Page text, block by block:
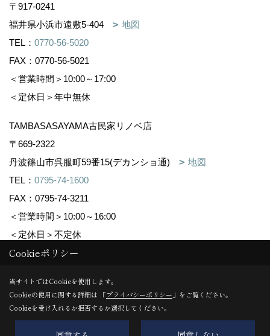
〒917-0241
福井県小浜市遠敷5-404
地図
TEL： 0770-56-5020
FAX：0770-56-5021
＜営業時間＞10:00～17:00
＜定休日＞年中無休
TAMBASASAYAMA古民家リノベ店
〒669-2322
丹波篠山市呉服町59番15(デカンショ通)
地図
TEL： 0795-74-1600
FAX：0795-74-3211
＜営業時間＞10:00～16:00
＜定休日＞不定休
Copyright (c) 株式会社森下住建. All Rights Reserved.
Produced byゴデスクリエイト
Cookieポリシー
当サイトではCookieを使用します。
Cookieの使用に関する詳細は 「プライバシーポリシー 」をご覧ください。
Cookieを受け入れるか拒否するか選択してください。